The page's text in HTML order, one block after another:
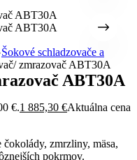
Šokové schladzovače a
zmrazovač ABT30A
ABT30A
€.1 885,30 €Aktuálna cena
čokolády, zmrzliny, mäsa,
pokrmov.